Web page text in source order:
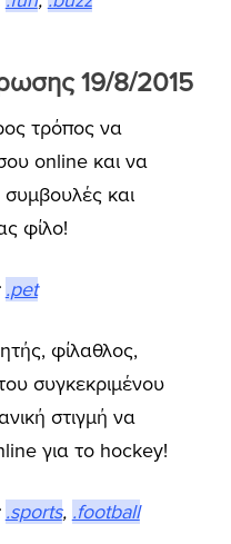
19/8/2015
τρόπος να
online και να
συμβουλές και
φίλο!
.pet
φίλαθλος,
συγκεκριμένου
στιγμή να
για το hockey!
.sports, .football